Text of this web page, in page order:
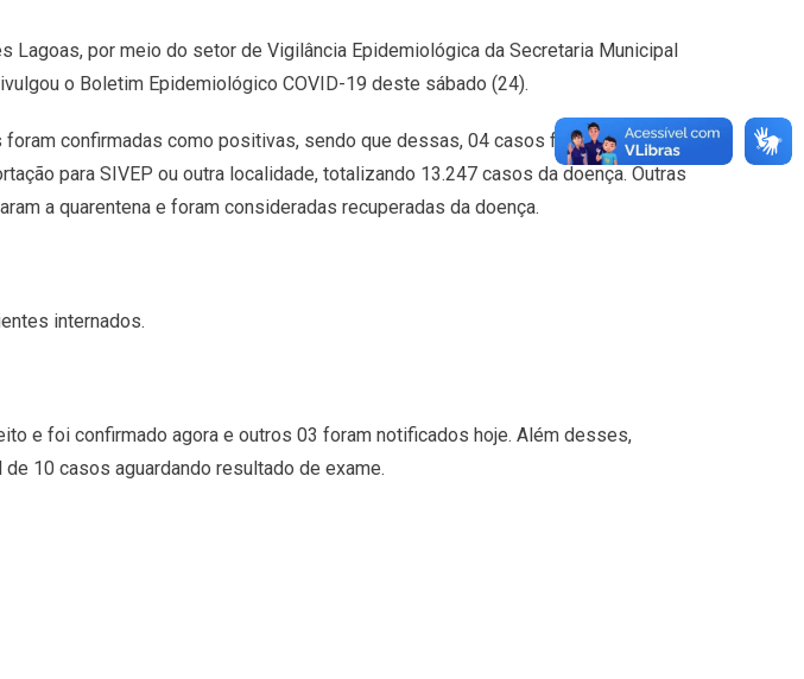
Lagoas, por meio do setor de Vigilância Epidemiológica da Secretaria Municipal
o Boletim Epidemiológico COVID-19 deste sábado (24).
foram confirmadas como positivas, sendo que dessas, 04 casos foram excluídos
para SIVEP ou outra localidade, totalizando 13.247 casos da doença. Outras
a quarentena e foram consideradas recuperadas da doença.
internados.
e foi confirmado agora e outros 03 foram notificados hoje. Além desses,
10 casos aguardando resultado de exame.